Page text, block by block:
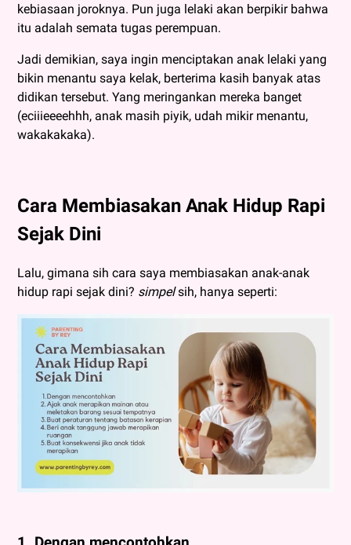
kebiasaan joroknya. Pun juga lelaki akan berpikir bahwa
itu adalah semata tugas perempuan.
Jadi demikian, saya ingin menciptakan anak lelaki yang
bikin menantu saya kelak, berterima kasih banyak atas
didikan tersebut. Yang meringankan mereka banget
(eciiieeeehhh, anak masih piyik, udah mikir menantu,
wakakakaka).
Cara Membiasakan Anak Hidup Rapi
Sejak Dini
Lalu, gimana sih cara saya membiasakan anak-anak
hidup rapi sejak dini? simpelsih, hanya seperti: